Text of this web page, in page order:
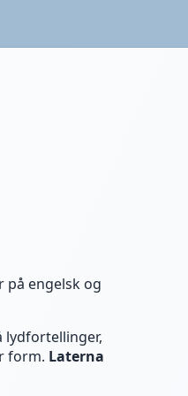
på engelsk og
lydfortellinger,
form. Laterna